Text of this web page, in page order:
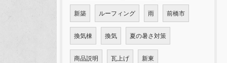
新築 ルーフィング 雨 前橋市
換気棟 換気 夏の暑さ対策
商品説明 瓦上げ 新東